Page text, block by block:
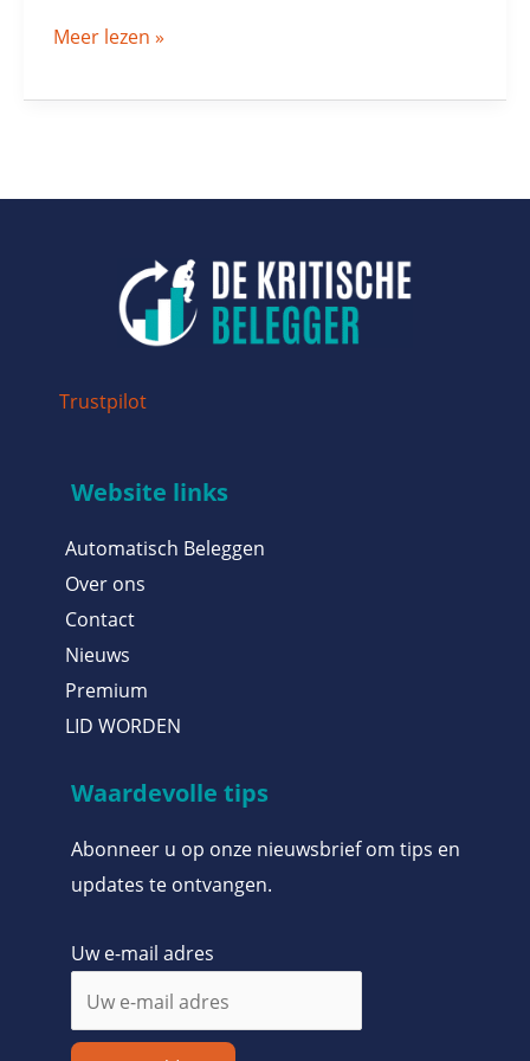
Meer lezen »
Trustpilot
Website links
Automatisch Beleggen
Over ons
Contact
Nieuws
Premium
LID WORDEN
Waardevolle tips
Abonneer u op onze nieuwsbrief om tips en
updates te ontvangen.
Uw e-mail adres